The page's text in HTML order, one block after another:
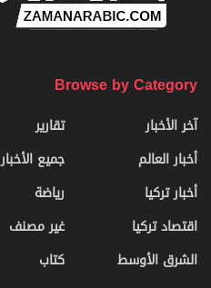
Browse by Category
آخر الأخبار
أخبار العالم
أخبار تركيا
اقتصاد تركيا
الشرق الأوسط
تقارير
جميع الأخبار
رياضة
غير مصنف
كتاب